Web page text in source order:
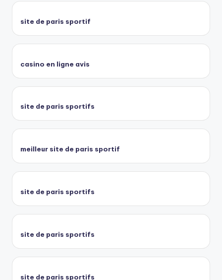
site de paris sportif
casino en ligne avis
site de paris sportifs
meilleur site de paris sportif
site de paris sportifs
site de paris sportifs
site de paris sportifs